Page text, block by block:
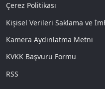
Çerez Politikası
Kişisel Verileri Saklama ve
Kamera Aydınlatma Metni
KVKK Başvuru Formu
RSS